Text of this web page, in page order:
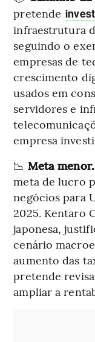
pretende
infraestrutura
seguindo o
empresas de
crescimento
usados em
servidores e
empresa
📉 Meta menor.
meta de lucro
negócios para
2025. Kentaro
japonesa,
cenário
aumento das
pretende
ampliar a